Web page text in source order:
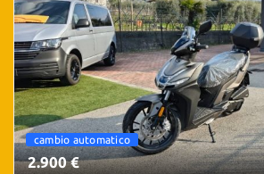
lega • Chiusura centralizzata • Climatizzatore
Servosterzo • Specchietti laterali elettrici
cambio automatico
2.900 €